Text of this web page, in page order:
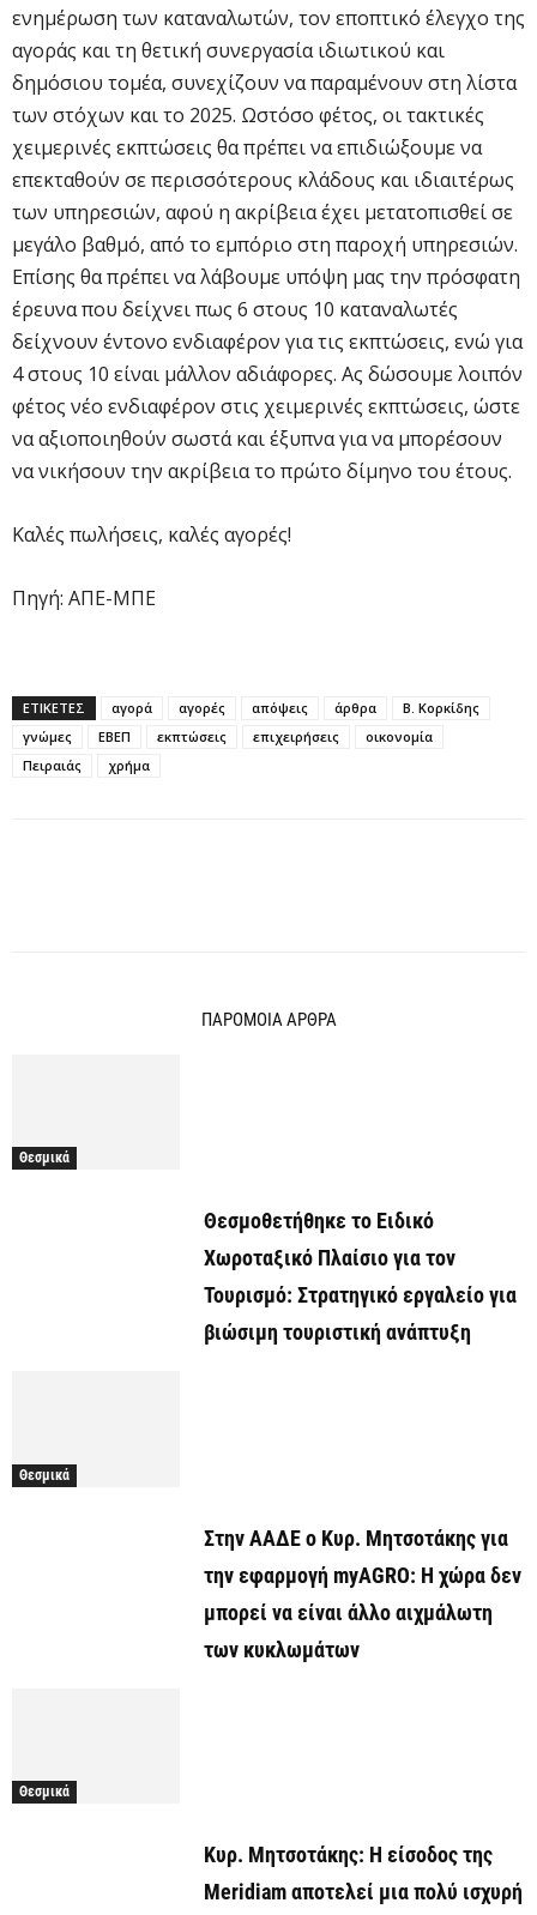
ενημέρωση των καταναλωτών, τον εποπτικό έλεγχο της
αγοράς και τη θετική συνεργασία ιδιωτικού και
δημόσιου τομέα, συνεχίζουν να παραμένουν στη λίστα
των στόχων και το 2025. Ωστόσο φέτος, οι τακτικές
χειμερινές εκπτώσεις θα πρέπει να επιδιώξουμε να
επεκταθούν σε περισσότερους κλάδους και ιδιαιτέρως
των υπηρεσιών, αφού η ακρίβεια έχει μετατοπισθεί σε
μεγάλο βαθμό, από το εμπόριο στη παροχή υπηρεσιών.
Επίσης θα πρέπει να λάβουμε υπόψη μας την πρόσφατη
έρευνα που δείχνει πως 6 στους 10 καταναλωτές
δείχνουν έντονο ενδιαφέρον για τις εκπτώσεις, ενώ για
4 στους 10 είναι μάλλον αδιάφορες. Ας δώσουμε λοιπόν
φέτος νέο ενδιαφέρον στις χειμερινές εκπτώσεις, ώστε
να αξιοποιηθούν σωστά και έξυπνα για να μπορέσουν
να νικήσουν την ακρίβεια το πρώτο δίμηνο του έτους.
Καλές πωλήσεις, καλές αγορές!
Πηγή: ΑΠΕ-ΜΠΕ
ΕΤΙΚΕΤΕΣ αγορά αγορές απόψεις άρθρα
Β. Κορκίδης
γνώμες
ΕΒΕΠ εκπτώσεις επιχειρήσεις
οικονομία
Πειραιάς
χρήμα
ΠΑΡΟΜΟΙΑ ΑΡΘΡΑ
Θεσμικά
Θεσμοθετήθηκε το Ειδικό
Χωροταξικό Πλαίσιο για τον
Τουρισμό: Στρατηγικό εργαλείο για
βιώσιμη τουριστική ανάπτυξη
Θεσμικά
Στην ΑΑΔΕ ο Κυρ. Μητσοτάκης για
την εφαρμογή myAGRO: Η χώρα δεν
μπορεί να είναι άλλο αιχμάλωτη
των κυκλωμάτων
Θεσμικά
Κυρ. Μητσοτάκης: Η είσοδος της
Meridiam αποτελεί μια πολύ ισχυρή